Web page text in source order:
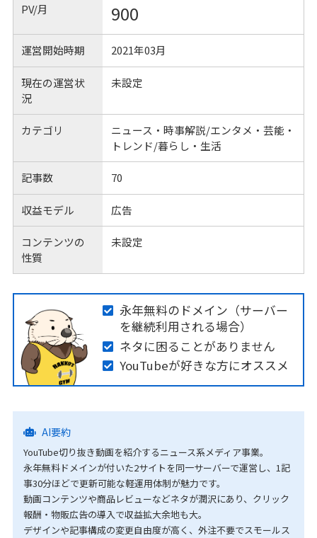
PV/月 900
運営開始時期 2021年03月
現在の運営状
況
未設定
カテゴリ
ニュース・時事解説/エンタメ・芸能・
トレンド/暮らし・生活
記事数 70
収益モデル 広告
コンテンツの
性質
未設定
永年無料のドメイン（サーバー
を継続利用される場合）
ネタに困ることがありません
YouTubeが好きな方にオススメ
AI要約
YouTube切り抜き動画を紹介するニュース系メディア事業。
永年無料ドメインが付いた2サイトを同一サーバーで運営し、1記
事30分ほどで更新可能な軽運用体制が魅力です。
動画コンテンツや商品レビューなどネタが潤沢にあり、クリック
報酬・物販広告の導入で収益拡大余地も大。
デザインや記事構成の変更自由度が高く、外注不要でスモールス